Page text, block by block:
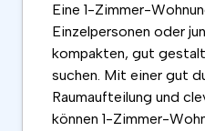
Eine 1-Zimmer-
Einzelpersonen oder
kompakten, gut
suchen. Mit einer gut
Raumaufteilung und
können 1-Zimmer-